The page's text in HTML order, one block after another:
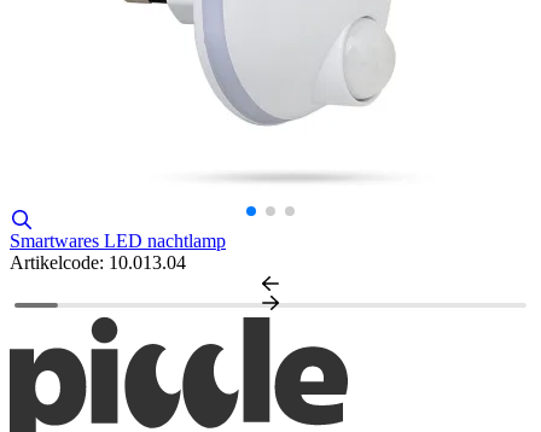
Smartwares LED nachtlamp
Artikelcode: 10.013.04